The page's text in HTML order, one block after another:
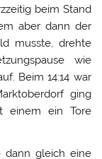
beim Stand
aber dann der
musste, drehte
wie
Beim 14:14 war
ging
einem ein Tore
dann gleich eine